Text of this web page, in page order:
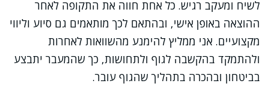
לשיח ומעקב רגיש. כל אחת חווה את התקופה לאחר
ההוצאה באופן אישי, ובהתאם לכך מותאמים גם סיוע וליווי
מקצועיים. אני ממליץ להימנע מהשוואות לאחרות
ולהתמקד בהקשבה לגוף ולתחושות, כך שהמעבר יתבצע
בביטחון ובהכרה בתהליך שהגוף עובר.